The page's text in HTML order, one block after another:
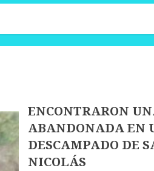
ENCONTRARON
ABANDONADA EN
DESCAMPADO DE
NICOLÁS